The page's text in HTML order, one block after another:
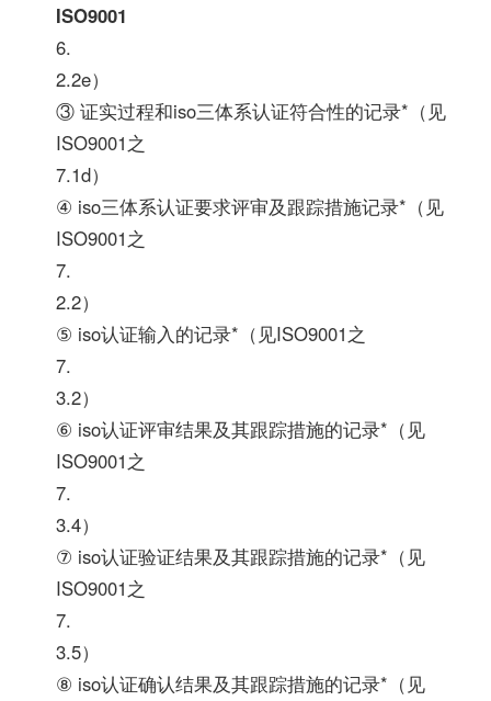
ISO9001
6.
2.2e）
③ 证实过程和iso三体系认证符合性的记录*（见
ISO9001之
7.1d）
④ iso三体系认证要求评审及跟踪措施记录*（见
ISO9001之
7.
2.2）
⑤ iso认证输入的记录*（见ISO9001之
7.
3.2）
⑥ iso认证评审结果及其跟踪措施的记录*（见
ISO9001之
7.
3.4）
⑦ iso认证验证结果及其跟踪措施的记录*（见
ISO9001之
7.
3.5）
⑧ iso认证确认结果及其跟踪措施的记录*（见